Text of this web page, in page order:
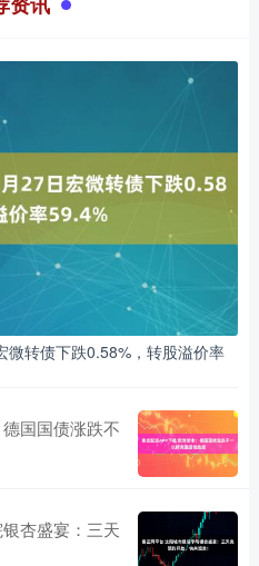
转债下跌0.58%，转股溢价率
国国债涨跌不
杏盛宴：三天